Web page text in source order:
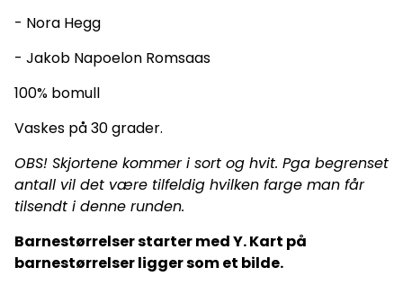
- Nora Hegg
- Jakob Napoelon Romsaas
100% bomull
Vaskes på 30 grader.
OBS! Skjortene kommer i sort og hvit. Pga begrenset
antall vil det være tilfeldig hvilken farge man får
tilsendt i denne runden.
Barnestørrelser starter med Y. Kart på
barnestørrelser ligger som et bilde.